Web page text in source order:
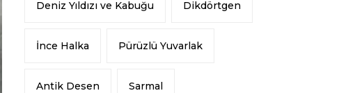
Deniz Yıldızı ve Kabuğu Dikdörtgen
İnce Halka Pürüzlü Yuvarlak
Antik Desen Sarmal